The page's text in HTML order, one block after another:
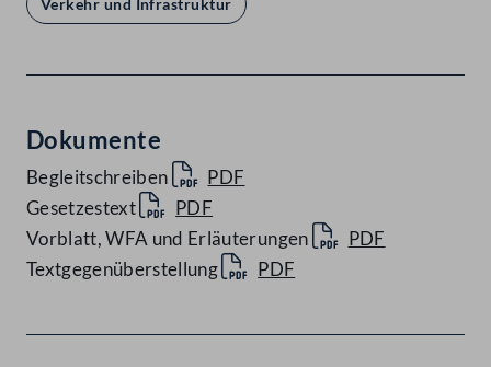
Verkehr und Infrastruktur
Dokumente
Begleitschreiben
PDF
Gesetzestext
PDF
Vorblatt, WFA und Erläuterungen
PDF
Textgegenüberstellung
PDF